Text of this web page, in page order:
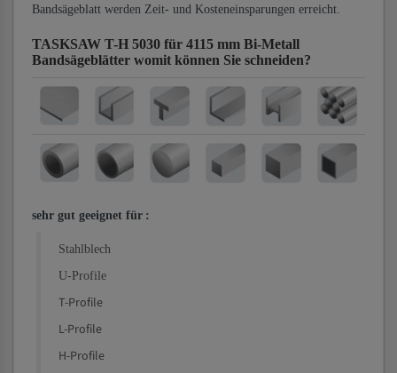
Bandsägeblatt werden Zeit- und Kosteneinsparungen erreicht.
TASKSAW T-H 5030 für 4115 mm Bi-Metall
Bandsägeblätter womit können Sie schneiden?
sehr gut geeignet für :
Stahlblech
U-Profile
T-Profile
L-Profile
H-Profile